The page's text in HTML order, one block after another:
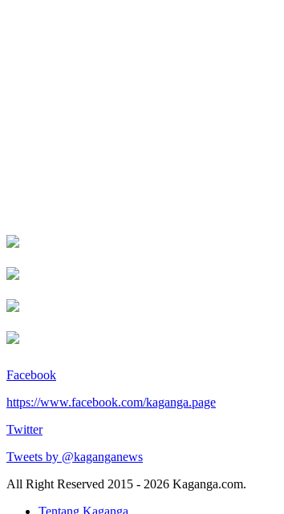
Facebook
https://www.facebook.com/kaganga.page
Twitter
Tweets by @kaganganews
All Right Reserved 2015 - 2026 Kaganga.com.
Tentang Kaganga